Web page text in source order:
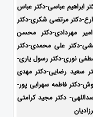
ابراهیم عباسی-دکتر عباس
زارع-دکتر مرتضی شکری-دکتر
مهردادی-دکتر محسن
دکتر علی محمدی-دکتر
نوری-دکتر رسول یاری-
سعید رضایی-دکتر مهدی
دکتر فاطمه سهرابی پور-
دکتر مجید کرامتی